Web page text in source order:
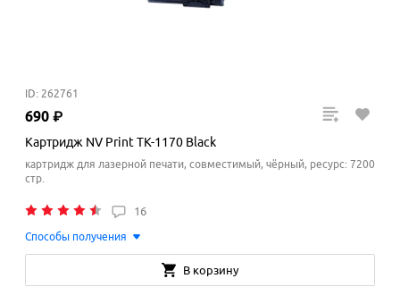
ID: 262761
690 ₽
Картридж NV Print TK-1170 Black
картридж для лазерной печати, совместимый, чёрный, ресурс: 7200
стр.
16
Способы получения
В корзину